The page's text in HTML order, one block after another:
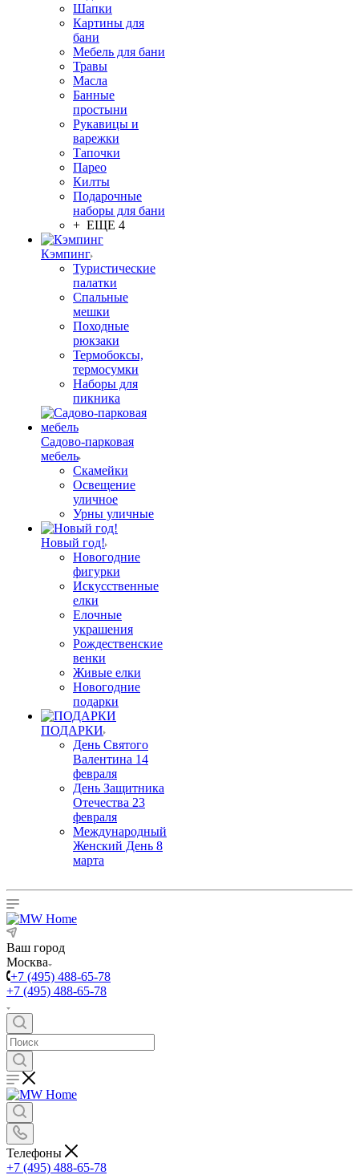
Шапки
Картины для
бани
Мебель для бани
Травы
Масла
Банные
простыни
Рукавицы и
варежки
Тапочки
Парео
Килты
Подарочные
наборы для бани
+ ЕЩЕ 4
Кэмпинг
Туристические
палатки
Спальные
мешки
Походные
рюкзаки
Термобоксы,
термосумки
Наборы для
пикника
Садово-парковая
мебель
Скамейки
Освещение
уличное
Урны уличные
Новый год!
Новогодние
фигурки
Искусственные
елки
Елочные
украшения
Рождественские
венки
Живые елки
Новогодние
подарки
ПОДАРКИ
День Святого
Валентина 14
февраля
День Защитника
Отечества 23
февраля
Международный
Женский День 8
марта
Ваш город
Москва
+7 (495) 488-65-78
+7 (495) 488-65-78
Телефоны
+7 (495) 488-65-78